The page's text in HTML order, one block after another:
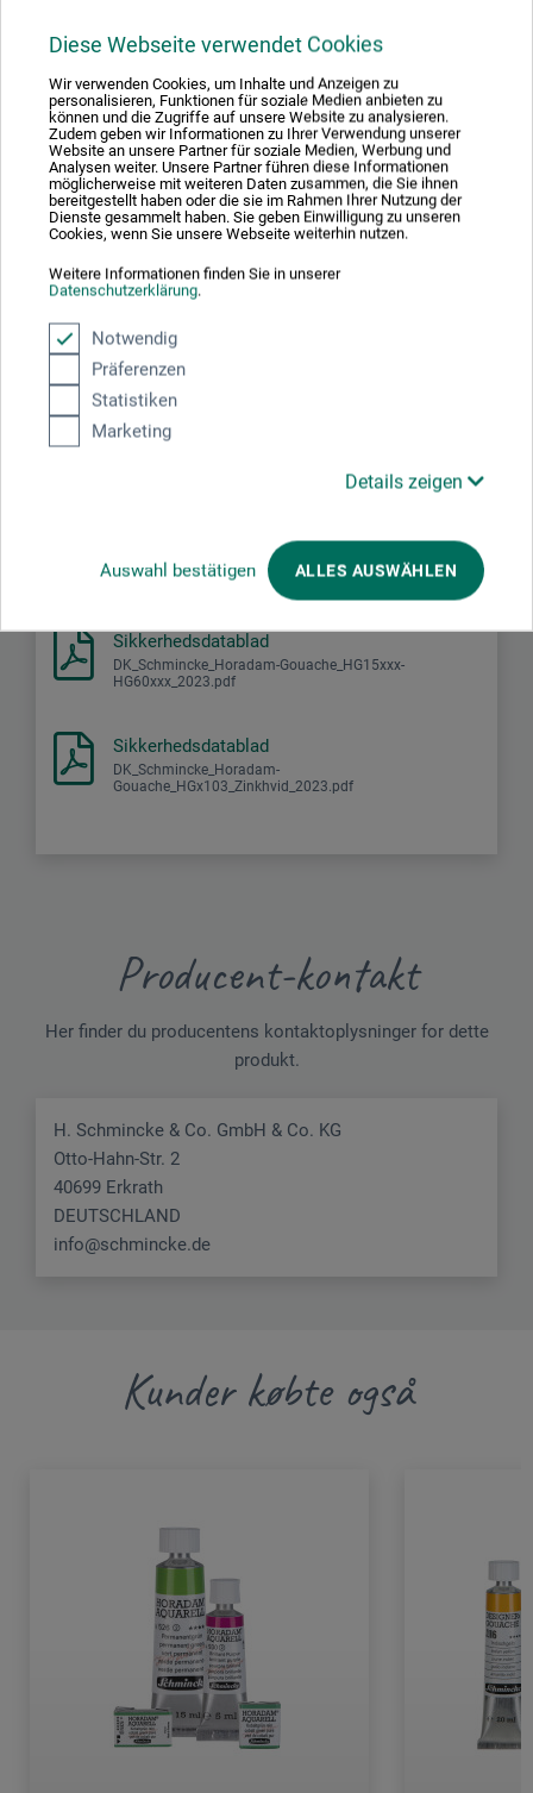
Diese Webseite verwendet Cookies
Wir verwenden Cookies, um Inhalte und Anzeigen zu
personalisieren, Funktionen für soziale Medien anbieten zu
können und die Zugriffe auf unsere Website zu analysieren.
Zudem geben wir Informationen zu Ihrer Verwendung unserer
Website an unsere Partner für soziale Medien, Werbung und
Analysen weiter. Unsere Partner führen diese Informationen
möglicherweise mit weiteren Daten zusammen, die Sie ihnen
bereitgestellt haben oder die sie im Rahmen Ihrer Nutzung der
Dienste gesammelt haben. Sie geben Einwilligung zu unseren
Cookies, wenn Sie unsere Webseite weiterhin nutzen.
Weitere Informationen finden Sie in unserer
Datenschutzerklärung.
Notwendig
Präferenzen
Statistiken
Marketing
Details zeigen
Auswahl bestätigen ALLES AUSWÄHLEN
isothiazol-3-one, 2-methyl-2H-isothiazol-3-one, 2-
octyl-2H-isothiazol-3-one. Kan udløse allergiske
reaktioner. Zinkhvid: Bemærk! Meget giftig for
organismer, der lever i vand, med langtidsvirkning.
Indeholder biocidprodukter. Indeholder 1,2-
benzisothiazol-3(2H)-one, 5-chloro-2-methyl-2H-
isothiazol-3-one, 2-methyl-2H-isothiazol-3-one, 2-
reaktioner. Indeholder 1,2-benzisothiazol-3(2H)-on, 2-
reaktioner.
Downloads
Sikkerhedsdatablad
DK_Schmincke_Horadam-Gouache_HG15xxx-
HG60xxx_2023.pdf
Sikkerhedsdatablad
DK_Schmincke_Horadam-
Gouache_HGx103_Zinkhvid_2023.pdf
Producent-kontakt
Her finder du producentens kontaktoplysninger for dette
produkt.
H. Schmincke & Co. GmbH & Co. KG
Otto-Hahn-Str. 2
40699 Erkrath
DEUTSCHLAND
info@schmincke.de
Kunder købte også